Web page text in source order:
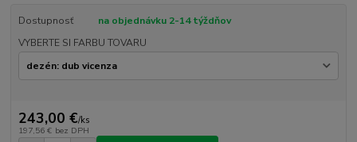
Dostupnosť
na objednávku 2-14 týždňov
VYBERTE SI FARBU TOVARU
243,00 €/ks
197,56 € bez DPH